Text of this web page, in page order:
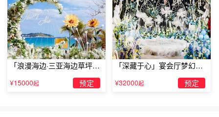
说：“我想像骑士一样守护你一辈子!嫁给我好吗?”相信这样
的求婚任何女孩都会感动。
「浪漫海边·三亚海边草坪浪
漫求婚」
¥15000起 预定
「深藏于心」宴会厅梦幻主
题求婚仪式
¥32000起 预定